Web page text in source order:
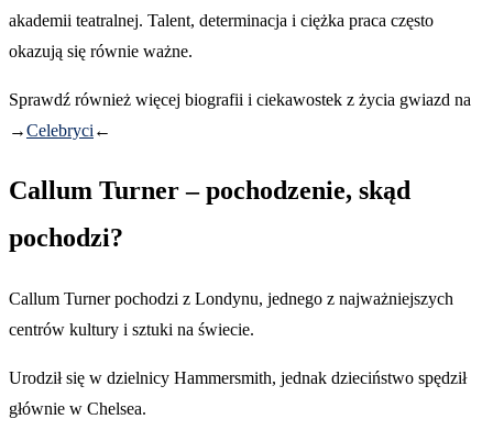
akademii teatralnej. Talent, determinacja i ciężka praca często
okazują się równie ważne.
Sprawdź również więcej biografii i ciekawostek z życia gwiazd na
→Celebryci ←
Callum Turner – pochodzenie, skąd
pochodzi?
Callum Turner pochodzi z Londynu, jednego z najważniejszych
centrów kultury i sztuki na świecie.
Urodził się w dzielnicy Hammersmith, jednak dzieciństwo spędził
głównie w Chelsea.